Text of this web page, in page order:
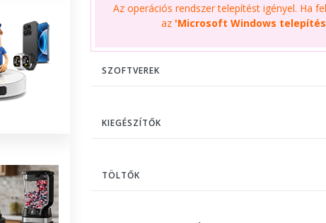
Az operációs rendszer telepítést igényel. Ha
az 'Microsoft Windows
SZOFTVEREK
KIEGÉSZÍTŐK
TÖLTŐK